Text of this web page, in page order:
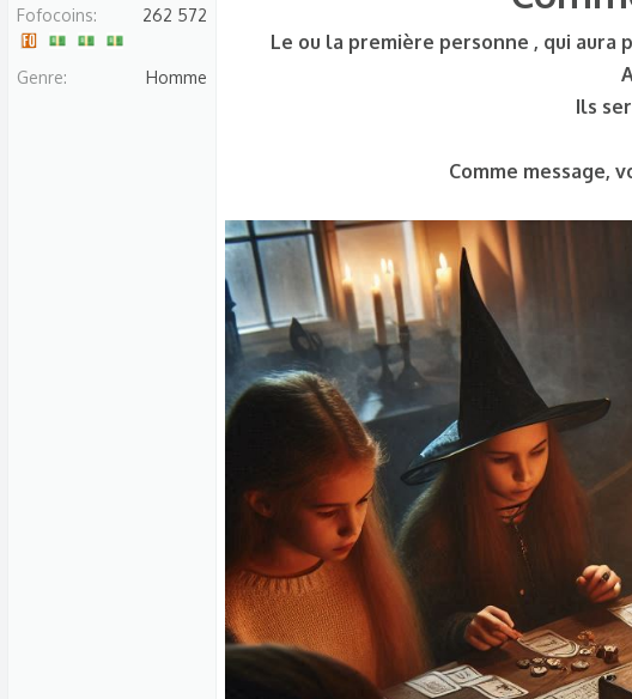
s
c
u
Fofocoins
262 572
Genre Homme
Le ou la première personne , qui aura
Ils
Comme message,